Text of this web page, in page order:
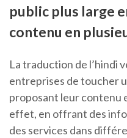
public plus large
contenu en
La traduction de l’hindi
entreprises de toucher
proposant leur contenu
effet, en offrant des
des services dans